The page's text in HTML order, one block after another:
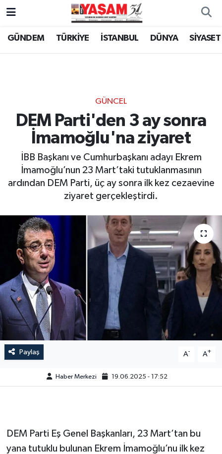
GÜNDEM TÜRKİYE İSTANBUL DÜNYA SİYASET
GÜNCEL
DEM Parti'den 3 ay sonra
İmamoğlu'na ziyaret
İBB Başkanı ve Cumhurbaşkanı adayı Ekrem
İmamoğlu’nun 23 Mart’taki tutuklanmasının
ardından DEM Parti, üç ay sonra ilk kez cezaevine
ziyaret gerçekleştirdi.
Paylaş A- A+
Haber Merkezi 19.06.2025 - 17:52
DEM Parti Eş Genel Başkanları, 23 Mart’tan bu
yana tutuklu bulunan Ekrem İmamoğlu’nu ilk kez